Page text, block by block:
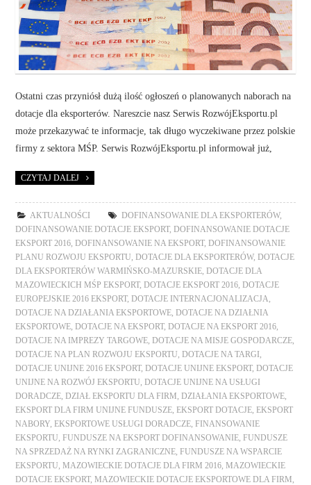
Ostatni czas przyniósł dużą ilość ogłoszeń o planowanych naborach na
dotacje dla eksporterów. Nareszcie nasz Serwis RozwójEksportu.pl
może przekazywać te informacje, tak długo wyczekiwane przez polskie
firmy z sektora MŚP. Serwis RozwójEksportu.pl informował już,
CZYTAJ DALEJ
AKTUALNOŚCI DOFINANSOWANIE DLA EKSPORTERÓW,
DOFINANSOWANIE DOTACJE EKSPORT,
DOFINANSOWANIE DOTACJE
EKSPORT 2016
DOFINANSOWANIE NA EKSPORT,
DOFINANSOWANIE
PLANU ROZWOJU EKSPORTU
DOTACJE DLA EKSPORTERÓW,
DOTACJE
DLA EKSPORTERÓW WARMIŃSKO-MAZURSKIE
DOTACJE DLA
MAZOWIECKICH MŚP EKSPORT, DOTACJE EKSPORT 2016
DOTACJE
EUROPEJSKIE 2016 EKSPORT, DOTACJE INTERNACJONALIZACJA
DOTACJE NA DZIAŁANIA EKSPORTOWE
DOTACJE NA DZIAŁNIA
EKSPORTOWE
DOTACJE NA EKSPORT, DOTACJE NA EKSPORT 2016
DOTACJE NA IMPREZY TARGOWE
DOTACJE NA MISJE GOSPODARCZE
DOTACJE NA PLAN ROZWOJU EKSPORTU
DOTACJE NA TARGI
DOTACJE UNIJNE 2016 EKSPORT, DOTACJE UNIJNE EKSPORT,
DOTACJE
UNIJNE NA ROZWÓJ EKSPORTU
DOTACJE UNIJNE NA USŁUGI
DORADCZE
DZIAŁ EKSPORTU DLA FIRM DZIAŁANIA EKSPORTOWE
EKSPORT DLA FIRM UNIJNE FUNDUSZE
EKSPORT DOTACJE
EKSPORT
NABORY
EKSPORTOWE USŁUGI DORADCZE
FINANSOWANIE
EKSPORTU
FUNDUSZE NA EKSPORT DOFINANSOWANIE
FUNDUSZE
NA SPRZEDAŻ NA RYNKI ZAGRANICZNE
FUNDUSZE NA WSPARCIE
EKSPORTU
MAZOWIECKIE DOTACJE DLA FIRM 2016
MAZOWIECKIE
DOTACJE EKSPORT, MAZOWIECKIE DOTACJE EKSPORTOWE DLA FIRM